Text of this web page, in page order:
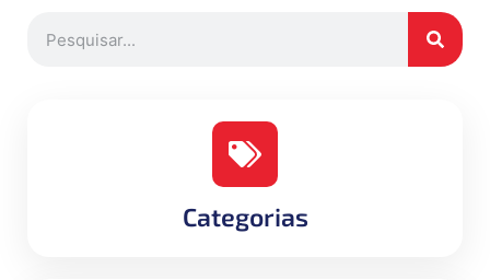
Categorias